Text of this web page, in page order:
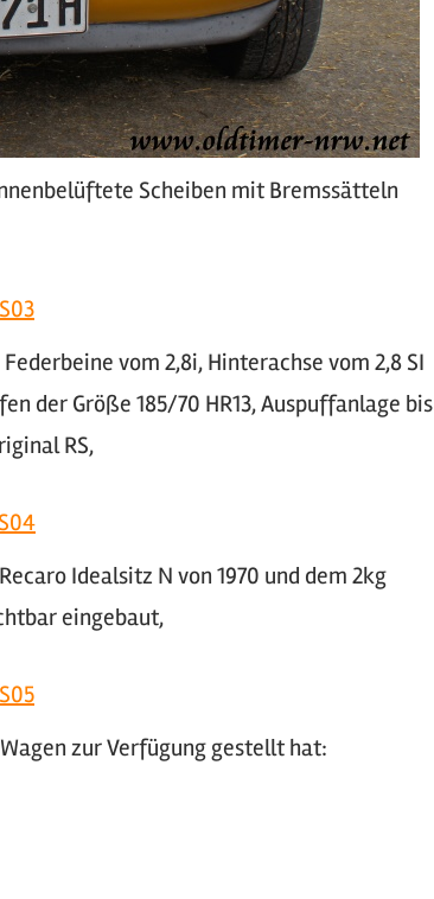
Scheiben mit Bremssätteln
vom 2,8i, Hinterachse vom 2,8 SI
der Größe 185/70 HR13, Auspuffanlage bis
RS,
Idealsitz N von 1970 und dem 2kg
eingebaut,
zur Verfügung gestellt hat: